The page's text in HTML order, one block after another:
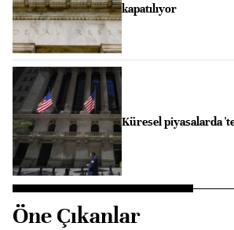
kapatılıyor
Küresel piyasalarda
Öne Çıkanlar